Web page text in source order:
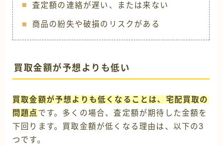
査定額の連絡が遅い、または来ない
商品の紛失や破損のリスクがある
買取金額が予想よりも低い
買取金額が予想よりも低くなることは、宅配買取の
問題点 です。多くの場合、査定額が期待した金額を
下回ります。買取金額が低くなる理由は、以下の3
つです。